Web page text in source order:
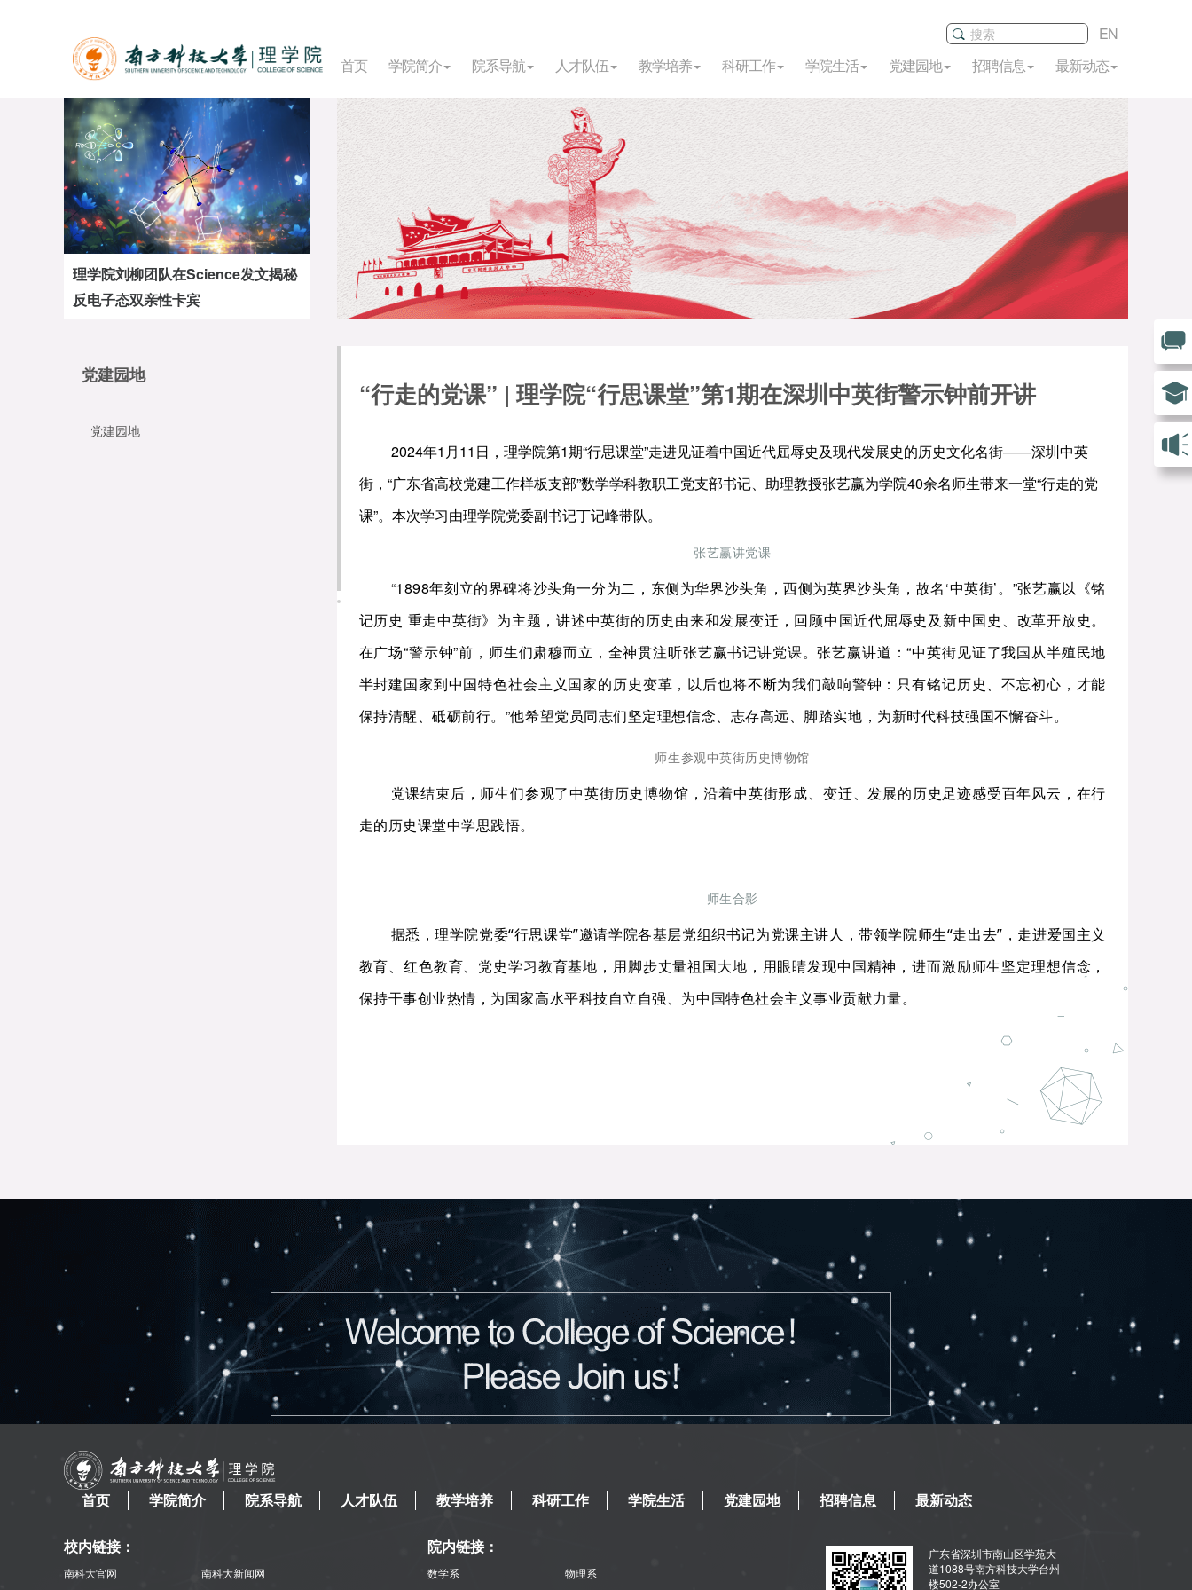
EN
首页
学院简介 院系导航 人才队伍 教学培养 科研工作 学院生活 党建园地 招聘信息 最新动态
理学院刘柳团队在Science发文揭秘
反电子态双亲性卡宾
党建园地
党建园地
“行走的党课” | 理学院“行思课堂”第1期在深圳中英街警示钟前开讲
2024年1月11日，理学院第1期“行思课堂”走进见证着中国近代屈辱史及现代发展史的历史文化名街——深圳中英
街，“广东省高校党建工作样板支部”数学学科教职工党支部书记、助理教授张艺赢为学院40余名师生带来一堂“行走的党
课”。本次学习由理学院党委副书记丁记峰带队。
张艺赢讲党课
“1898年刻立的界碑将沙头角一分为二，东侧为华界沙头角，西侧为英界沙头角，故名‘中英街’。”张艺赢以《铭
记历史 重走中英街》为主题，讲述中英街的历史由来和发展变迁，回顾中国近代屈辱史及新中国史、改革开放史。
在广场“警示钟”前，师生们肃穆而立，全神贯注听张艺赢书记讲党课。张艺赢讲道：“中英街见证了我国从半殖民地
半封建国家到中国特色社会主义国家的历史变革，以后也将不断为我们敲响警钟：只有铭记历史、不忘初心，才能
保持清醒、砥砺前行。”他希望党员同志们坚定理想信念、志存高远、脚踏实地，为新时代科技强国不懈奋斗。
师生参观中英街历史博物馆
党课结束后，师生们参观了中英街历史博物馆，沿着中英街形成、变迁、发展的历史足迹感受百年风云，在行
走的历史课堂中学思践悟。
师生合影
据悉，理学院党委“行思课堂”邀请学院各基层党组织书记为党课主讲人，带领学院师生“走出去”，走进爱国主义
教育、红色教育、党史学习教育基地，用脚步丈量祖国大地，用眼睛发现中国精神，进而激励师生坚定理想信念，
保持干事创业热情，为国家高水平科技自立自强、为中国特色社会主义事业贡献力量。
首页 学院简介 院系导航 人才队伍 教学培养 科研工作 学院生活 党建园地 招聘信息 最新动态
校内链接：
南科大官网 南科大新闻网
院内链接：
数学系 物理系
广东省深圳市南山区学苑大
道1088号南方科技大学台州
楼502-2办公室